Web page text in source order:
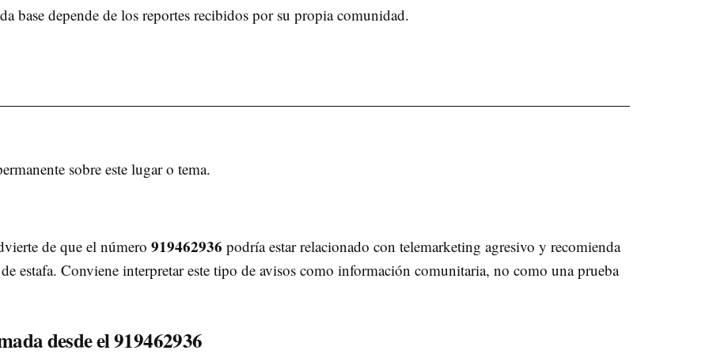
base depende de los reportes recibidos por su propia comunidad.
sobre este lugar o tema.
de que el número 919462936 podría estar relacionado con telemarketing agresivo y recomienda
estafa. Conviene interpretar este tipo de avisos como información comunitaria, no como una prueba
desde el 919462936